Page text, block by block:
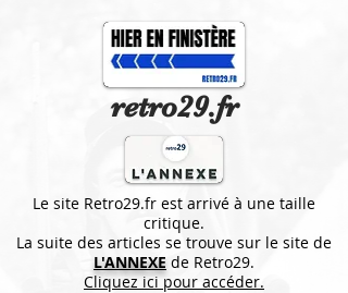
retro29.fr
Le site Retro29.fr est arrivé à une taille
critique.
La suite des articles se trouve sur le site de
L'ANNEXE de Retro29.
Cliquez ici pour accéder.